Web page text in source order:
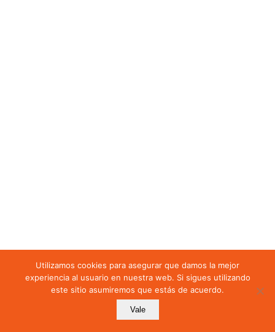
Utilizamos cookies para asegurar que damos la mejor
experiencia al usuario en nuestra web. Si sigues utilizando
este sitio asumiremos que estás de acuerdo.
Vale